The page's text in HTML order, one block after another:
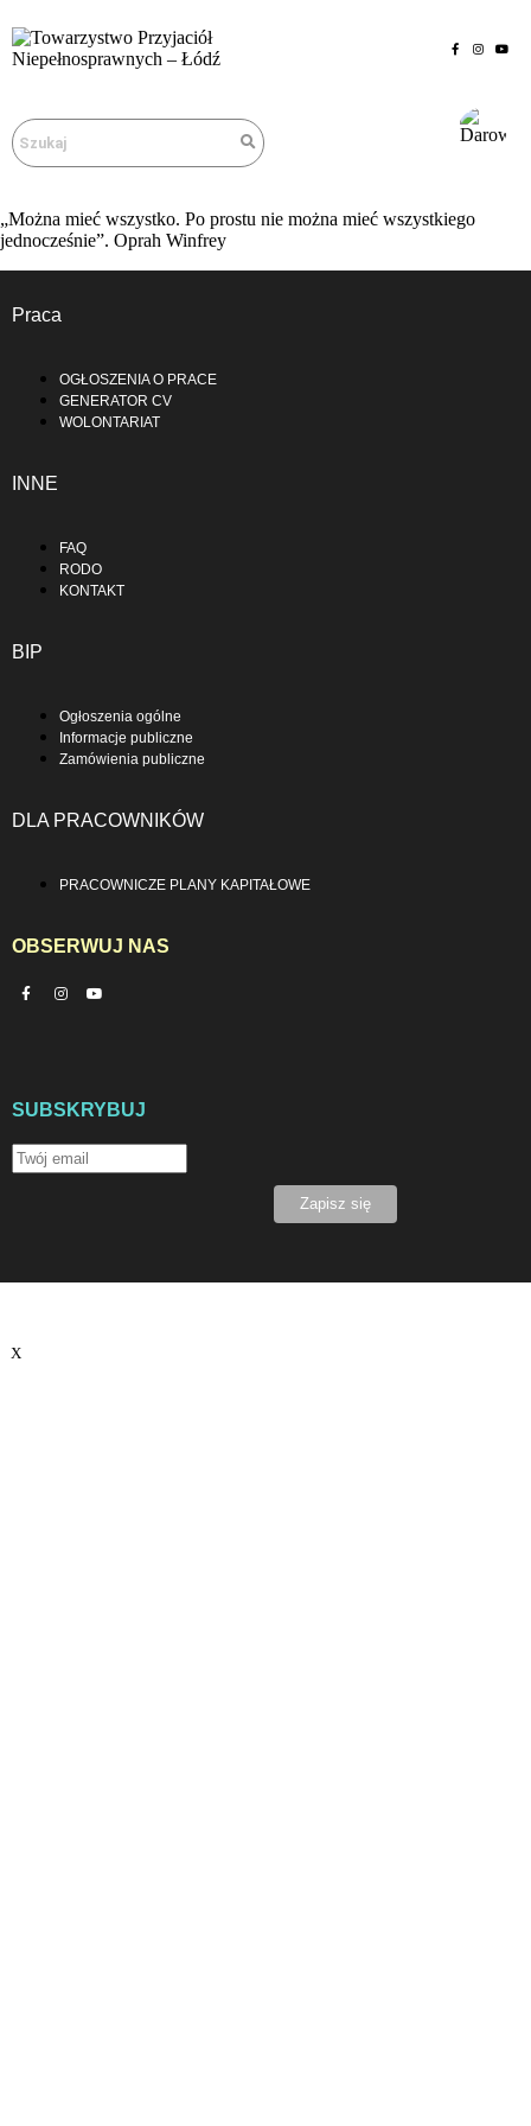
„Można mieć wszystko. Po prostu nie można mieć wszystkiego
jednocześnie”. Oprah Winfrey
Praca
OGŁOSZENIA O PRACE
GENERATOR CV
WOLONTARIAT
INNE
FAQ
RODO
KONTAKT
BIP
Ogłoszenia ogólne
Informacje publiczne
Zamówienia publiczne
DLA PRACOWNIKÓW
PRACOWNICZE PLANY KAPITAŁOWE
OBSERWUJ NAS
SUBSKRYBUJ
X